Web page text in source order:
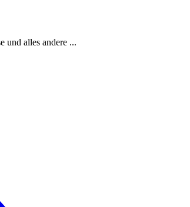
und alles andere ...